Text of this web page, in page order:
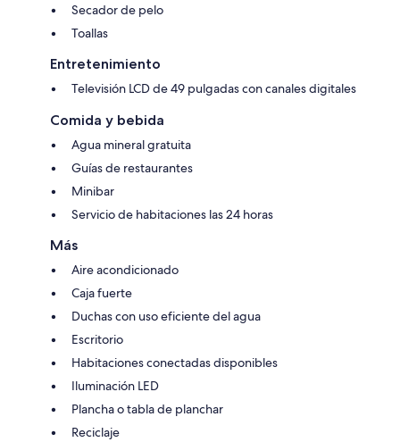
Secador de pelo
Toallas
Entretenimiento
Televisión LCD de 49 pulgadas con canales digitales
Comida y bebida
Agua mineral gratuita
Guías de restaurantes
Minibar
Servicio de habitaciones las 24 horas
Más
Aire acondicionado
Caja fuerte
Duchas con uso eficiente del agua
Escritorio
Habitaciones conectadas disponibles
Iluminación LED
Plancha o tabla de planchar
Reciclaje